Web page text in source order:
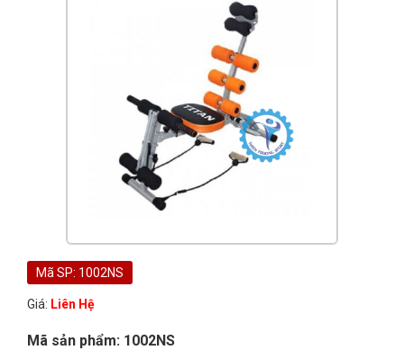
Mã SP: 1002NS
Giá: Liên Hệ
Mã sản phẩm: 1002NS